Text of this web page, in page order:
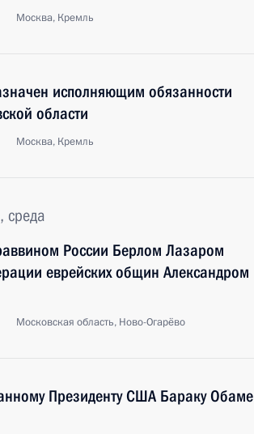
Москва, Кремль
исполняющим обязанности
области
Москва, Кремль
среда
России Берлом Лазаром
еврейских общин Александром
Московская область, Ново-Огарёво
Президенту США Бараку Обаме